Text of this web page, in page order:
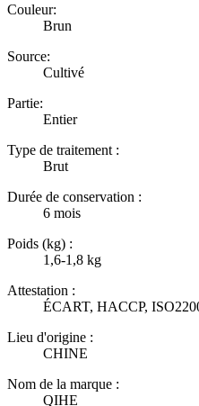
Couleur:
Brun
Source:
Cultivé
Partie:
Entier
Type de traitement :
Brut
Durée de conservation :
6 mois
Poids (kg) :
1,6-1,8 kg
Attestation :
ÉCART, HACCP,
Lieu d'origine :
CHINE
Nom de la marque :
QIHE